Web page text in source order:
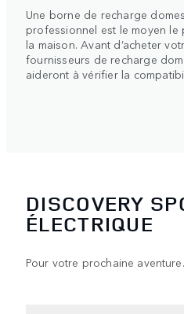
Une borne de recharge
professionnel est le moyen
la maison. Avant d’acheter
fournisseurs de recharge
aideront à vérifier la
DISCOVERY
ÉLECTRIQUE
Pour votre prochaine aventure.